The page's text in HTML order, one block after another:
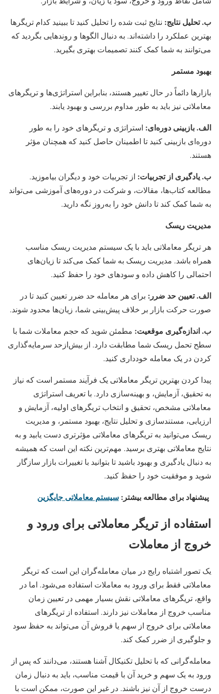
ب. تحلیل نتایج: نتایج ثبت شده را تحلیل کنید تا ببینید کدام تریگرها
بهترین عملکرد را داشته‌اند. به دنبال الگوها و روندهایی بگردید که
می‌توانند به شما کمک کنند تصمیمات بهتری بگیرید.
بهبود مستمر
بازارها دائماً در حال تغییر هستند، بنابراین استراتژی‌ها و تریگرهای
معاملاتی نیز باید به طور مداوم بررسی و بهبود یابند.
الف. بازبینی دوره‌ای: استراتژی و تریگرهای خود را به طور
دوره‌ای بازبینی کنید تا اطمینان حاصل کنید که همچنان مؤثر
هستند.
ب. یادگیری از تجربیات: از تجربیات خود و دیگران بیاموزید.
مطالعه کتاب‌ها، مقالات، و شرکت در دوره‌های آموزشی می‌تواند
به شما کمک کند تا دانش خود را به‌روز نگه دارید.
مدیریت ریسک
هر تریگر معاملاتی باید با یک سیستم مدیریت ریسک مناسب
همراه باشد. مدیریت ریسک به شما کمک می‌کند تا زیان‌های
احتمالی را کاهش داده و سودهای خود را حفظ کنید.
الف. تعیین حد ضرر: برای هر معامله حد ضرر تعیین کنید تا در
صورت حرکت بازار بر خلاف پیش‌بینی شما، زیان‌ها محدود شوند.
ب. اندازه‌گیری موقعیت: مطمئن شوید که حجم معاملات شما با
سطح تحمل ریسک شما مطابقت دارد. از بیش‌ازحد سرمایه‌گذاری
کردن در یک معامله خودداری کنید.
پیدا کردن بهترین تریگر معاملاتی یک فرآیند مستمر است که نیاز
به تحقیق، آزمایش، و بهینه‌سازی دارد. با تعریف استراتژی
معاملاتی مشخص، تحقیق و انتخاب تریگرهای اولیه، آزمایش و
ارزیابی، مستندسازی و تحلیل نتایج، بهبود مستمر، و مدیریت
ریسک می‌توانید به تریگرهای معاملاتی مؤثرتری دست یابید و به
نتایج معاملاتی بهتری برسید. مهم‌ترین نکته این است که همیشه
به دنبال یادگیری و بهبود باشید تا بتوانید با تغییرات بازار سازگار
شوید و موفقیت خود را حفظ کنید.
پیشنهاد برای مطالعه بیشتر: سیستم معاملاتی جایگزین
استفاده از تریگر معاملاتی برای ورود و
خروج از معاملات
یک تصور اشتباه رایج در میان معامله‌گران این است که تریگر
معاملاتی فقط برای ورود به معاملات استفاده می‌شود. اما در
واقع، تریگرهای معاملاتی نقش بسیار مهمی در تعیین زمان
مناسب خروج از معاملات نیز دارند. استفاده از تریگرهای
معاملاتی برای خروج از سهم یا فروش آن می‌تواند به حفظ سود
و جلوگیری از ضرر کمک کند.
معامله‌گرانی که با تحلیل تکنیکال آشنا هستند، می‌دانند که پس از
ورود به یک سهم و خرید آن با قیمت مناسب، باید به دنبال زمان
درست خروج از آن نیز باشند. در غیر این صورت، ممکن است با